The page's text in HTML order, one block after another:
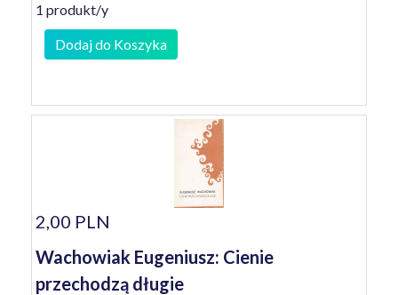
1 produkt/y
Dodaj do Koszyka
2,00 PLN
Wachowiak Eugeniusz: Cienie
przechodzą długie